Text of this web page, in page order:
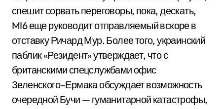
спешит сорвать переговоры, пока, дескать,
MI6 еще руководит отправляемый вскоре в
отставку Ричард Мур. Более того, украинский
паблик «Резидент» утверждает, что с
британскими спецслужбами офис
Зеленского–Ермака обсуждает возможность
очередной Бучи — гуманитарной катастрофы,